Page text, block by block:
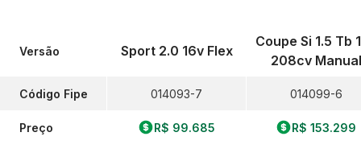
Versão
Código Fipe
Preço
Sport 2.0 16v Flex
014093-7
R$ 99.685
Coupe Si 1.5 Tb
208cv Manual
014099-6
R$ 153.299